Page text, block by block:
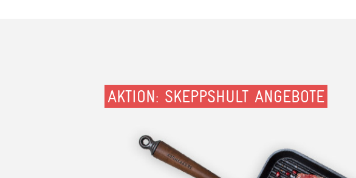
AKTION: SKEPPSHULT ANGEBOTE